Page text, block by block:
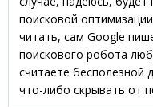
поисковой
читать, сам Google
поискового робота
считаете бесполезной
что-либо скрывать от